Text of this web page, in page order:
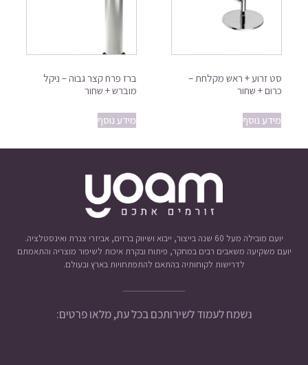
סט זרוע + ראש מקלחת –
כרום + שחור
מידע נוסף
ברז פרח קצר גבוה – ניקל
מוברש + שחור
מידע נוסף
יועם מובילה מעל 60 שנה בייצור, ייבוא ושיווק ברזים, אביזרי צנרת ואינסטלציה.
יועם משקיעה משאבים רבים במחקר, פיתוח ובקרת איכות לשיפור מוצריה והתאמתם
לדרישות לקוחותיה בהתאם להתפתחויות בארץ ובעולם.
נשמח לעמוד לשירותכם בכל עת, מלאו פרטים: